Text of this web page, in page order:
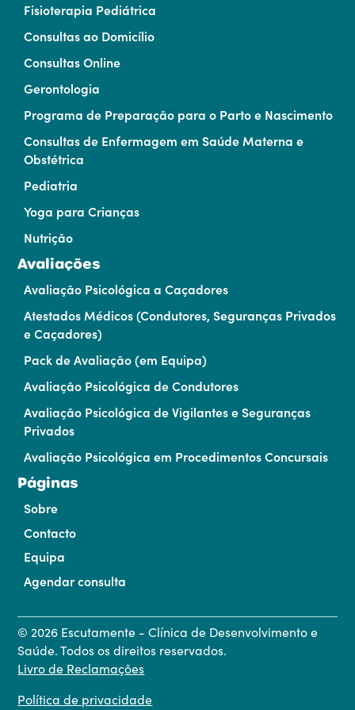
Fisioterapia Pediátrica
Consultas ao Domicílio
Consultas Online
Gerontologia
Programa de Preparação para o Parto e Nascimento
Consultas de Enfermagem em Saúde Materna e
Obstétrica
Pediatria
Yoga para Crianças
Nutrição
Avaliações
Avaliação Psicológica a Caçadores
Atestados Médicos (Condutores, Seguranças Privados
e Caçadores)
Pack de Avaliação (em Equipa)
Avaliação Psicológica de Condutores
Avaliação Psicológica de Vigilantes e Seguranças
Privados
Avaliação Psicológica em Procedimentos Concursais
Páginas
Sobre
Contacto
Equipa
Agendar consulta
© 2026 Escutamente - Clínica de Desenvolvimento e
Saúde. Todos os direitos reservados.
Livro de Reclamações
Política de privacidade